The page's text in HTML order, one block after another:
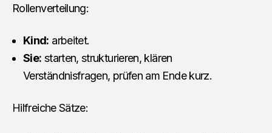
Rollenverteilung:
Kind: arbeitet.
Sie: starten, strukturieren, klären
Verständnisfragen, prüfen am Ende kurz.
Hilfreiche Sätze: